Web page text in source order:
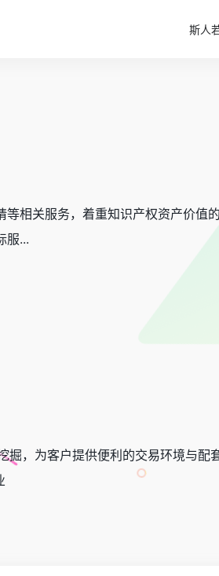
斯人
相关服务，着重知识产权资产价值的
服...
掘，为客户提供便利的交易环境与配